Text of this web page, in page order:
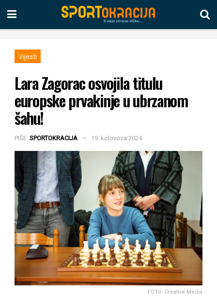
Vijesti
Lara Zagorac osvojila titulu
europske prvakinje u ubrzanom
šahu!
PIŠE: SPORTOKRACIJA 19. kolovoza 2024.
FOTO: Creative Media